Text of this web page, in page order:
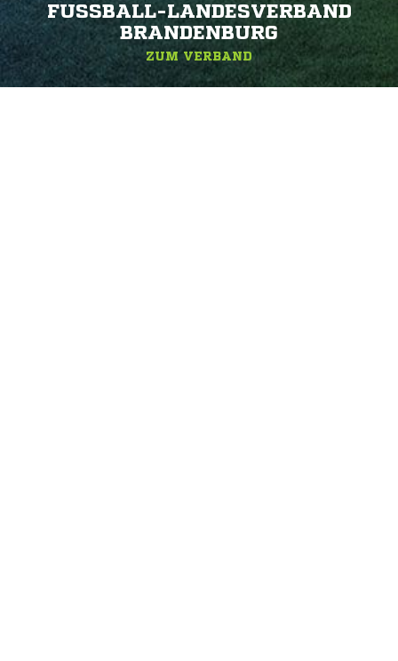
FUSSBALL-LANDESVERBAND B
RANDENBURG
ZUM VERBAND